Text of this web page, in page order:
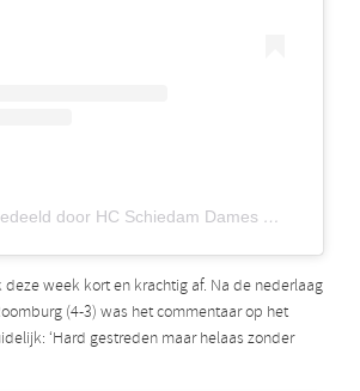
Een bericht gedeeld door HC Schiedam Dames 1
week kort en krachtig af. Na de nederlaag
(4-3) was het commentaar op het
‘Hard gestreden maar helaas zonder